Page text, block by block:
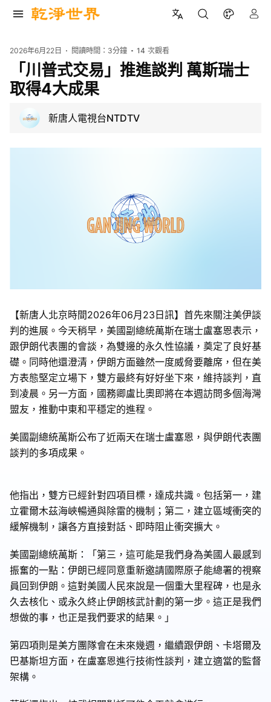
2026年6月22日 閱讀時間： 3分鐘 14 次觀看
「川普式交易」推進談判 萬斯瑞士
取得4大成果
新唐人電視台NTDTV
【新唐人北京時間2026年06月23日訊】首先來關注美伊談
判的進展。今天稍早，美國副總統萬斯在瑞士盧塞恩表示，
跟伊朗代表團的會談，為雙邊的永久性協議，奠定了良好基
礎。同時他還澄清，伊朗方面雖然一度威脅要離席，但在美
方表態堅定立場下，雙方最終有好好坐下來，維持談判，直
到凌晨。另一方面，國務卿盧比奧即將在本週訪問多個海灣
盟友，推動中東和平穩定的進程。
美國副總統萬斯公布了近兩天在瑞士盧塞恩，與伊朗代表團
談判的多項成果。
他指出，雙方已經針對四項目標，達成共識。包括第一，建
立霍爾木茲海峽暢通與除雷的機制；第二，建立區域衝突的
緩解機制，讓各方直接對話、即時阻止衝突擴大。
美國副總統萬斯：「第三，這可能是我們身為美國人最感到
振奮的一點：伊朗已經同意重新邀請國際原子能總署的視察
員回到伊朗。這對美國人民來說是一個重大里程碑，也是永
久去核化、或永久終止伊朗核武計劃的第一步。這正是我們
想做的事，也正是我們要求的結果。」
第四項則是美方團隊會在未來幾週，繼續跟伊朗、卡塔爾及
巴基斯坦方面，在盧塞恩進行技術性談判，建立適當的監督
架構。